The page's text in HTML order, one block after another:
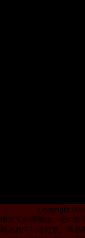
Copyright
全ての情報は、その
されている社名、商